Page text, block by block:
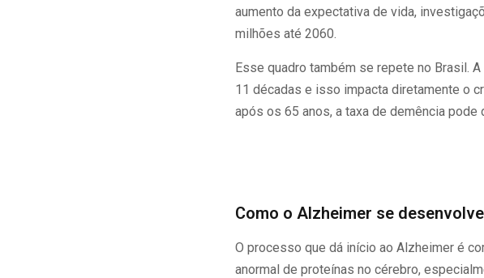
aumento da expectativa de vida,
milhões até 2060.
Esse quadro também se repete no Brasil. A
11 décadas e isso impacta diretamente o
após os 65 anos, a taxa de demência pode
Como o Alzheimer se
O processo que dá início ao Alzheimer é
anormal de proteínas no cérebro,